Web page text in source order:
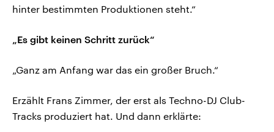
hinter bestimmten Produktionen steht.“
„Es gibt keinen Schritt zurück“
„Ganz am Anfang war das ein großer Bruch.“
Erzählt Frans Zimmer, der erst als Techno-DJ Club-
Tracks produziert hat. Und dann erklärte: